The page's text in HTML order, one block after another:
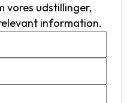
vores udstillinger,
information.